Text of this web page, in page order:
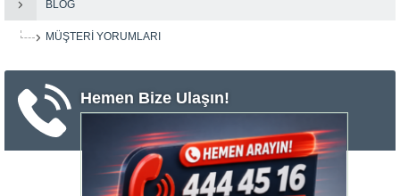
BLOG
MÜŞTERI YORUMLARI
Hemen Bize Ulaşın!